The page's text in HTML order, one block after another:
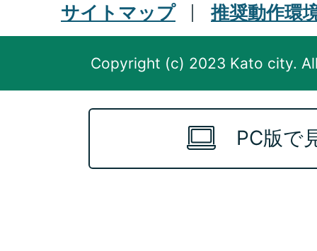
サイトマップ
推奨動作環
Copyright (c) 2023 Kato city.
PC版で